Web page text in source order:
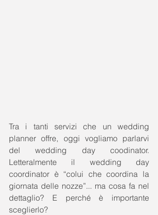
Tra i tanti servizi che un wedding
planner offre, oggi vogliamo parlarvi
del wedding day coodinator.
Letteralmente il wedding day
coordinator è “colui che coordina la
giornata delle nozze”... ma cosa fa nel
dettaglio? E perché è importante
sceglierlo?